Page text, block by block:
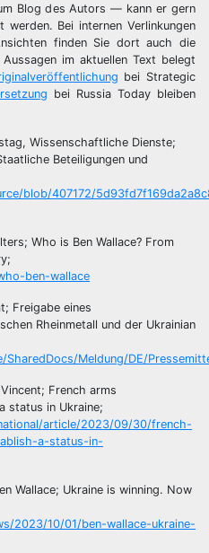
Blog des Autors — kann er gern
Bei internen Verlinkungen
finden Sie dort auch die
im aktuellen Text belegt
bei Strategic
bei Russia Today bleiben
Wissenschaftliche Dienste;
Beteiligungen und
blob/407172/
Who is Ben Wallace? From
ben-wallace
Freigabe eines
Rheinmetall und der Ukrainian
Meldung/DE/
French arms
status in Ukraine;
article/2023/09/30/french-
a-status-in-
Wallace; Ukraine is winning. Now
2023/10/01/ben-wallace-ukraine-